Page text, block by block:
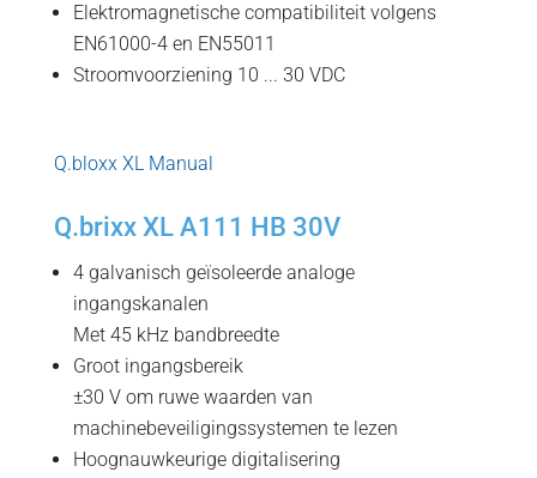
Elektromagnetische compatibiliteit volgens
EN61000-4 en EN55011
Stroomvoorziening 10 ... 30 VDC
Q.bloxx XL Manual
Q.brixx XL A111 HB 30V
4 galvanisch geïsoleerde analoge
ingangskanalen
Met 45 kHz bandbreedte
Groot ingangsbereik
±30 V om ruwe waarden van
machinebeveiligingssystemen te lezen
Hoognauwkeurige digitalisering